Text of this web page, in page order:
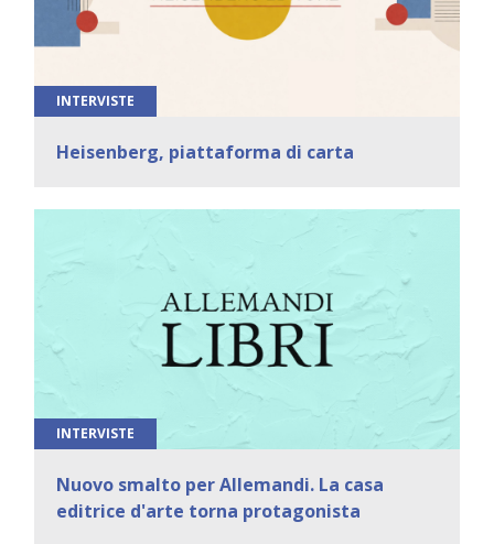
INTERVISTE
Heisenberg, piattaforma di carta
INTERVISTE
Nuovo smalto per Allemandi. La casa
editrice d'arte torna protagonista